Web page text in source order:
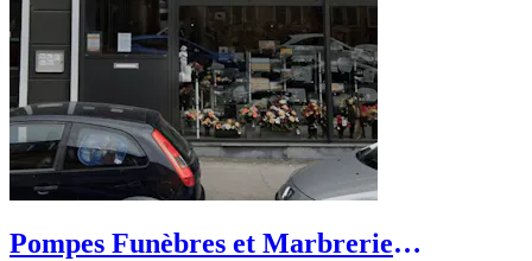
Pompes Funèbres et Marbrerie